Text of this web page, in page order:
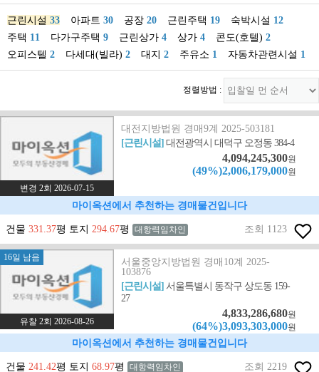
근린시설 33 아파트 30 공장 20 근린주택 19 숙박시설 12
주택 11 다가구주택 9 근린상가 4 상가 4 콘도(호텔) 2
오피스텔 2 다세대(빌라) 2 대지 2 주유소 1 자동차관련시설 1
정렬방법 :
변경 2회 2026-07-15
대전지방법원 경매9계 2025-503181
[근린시설]대전광역시 대덕구 오정동 384-4
4,094,245,300원
(49%)2,006,179,000원
마이옥션에서 추천하는 경매물건입니다
건물 331.37평 토지 294.67평 대항력임차인 조회 1123
16일 남음
유찰 2회 2026-08-26
서울중앙지방법원 경매10계 2025-
103876
[근린시설]서울특별시 동작구 상도동 159-
27
4,833,286,680원
(64%)3,093,303,000원
마이옥션에서 추천하는 경매물건입니다
건물 241.42평 토지 68.97평 대항력임차인 조회 2219